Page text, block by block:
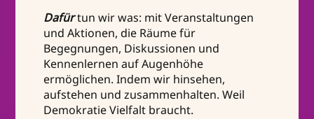
Dafürtun wir was: mit Veranstaltungen
und Aktionen, die Räume für
Begegnungen, Diskussionen und
Kennenlernen auf Augenhöhe
ermöglichen. Indem wir hinsehen,
aufstehen und zusammenhalten. Weil
Demokratie Vielfalt braucht.